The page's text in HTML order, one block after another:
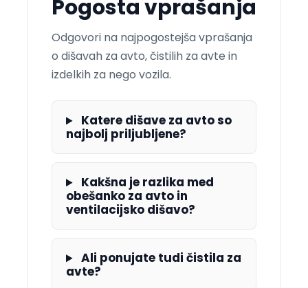
Pogosta vprašanja
Odgovori na najpogostejša vprašanja
o dišavah za avto, čistilih za avte in
izdelkih za nego vozila.
Katere dišave za avto so
najbolj priljubljene?
Kakšna je razlika med
obešanko za avto in
ventilacijsko dišavo?
Ali ponujate tudi čistila za
avte?